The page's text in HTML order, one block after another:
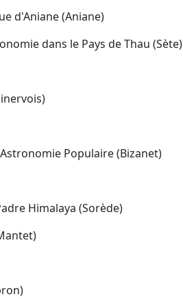
d'Aniane (Aniane)
dans le Pays de Thau (Sète)
Populaire (Bizanet)
Himalaya (Sorède)